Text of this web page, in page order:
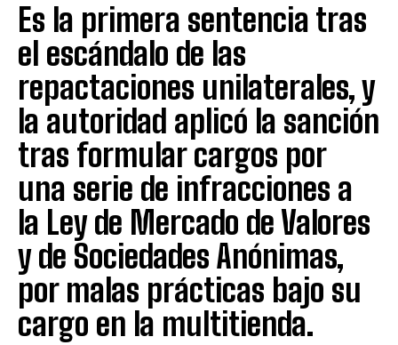
Es la primera sentencia tras
el escándalo de las
repactaciones unilaterales, y
la autoridad aplicó la sanción
tras formular cargos por
una serie de infracciones a
la Ley de Mercado de Valores
y de Sociedades Anónimas,
por malas prácticas bajo su
cargo en la multitienda.